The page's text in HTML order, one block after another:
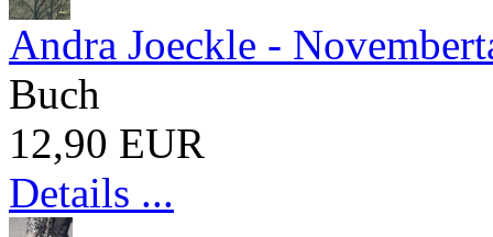
Andra Joeckle -
Buch
12,90 EUR
Details ...